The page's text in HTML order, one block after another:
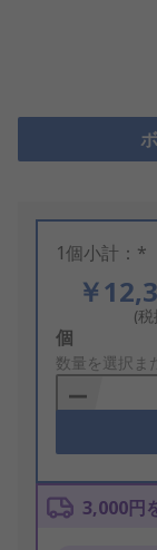
1個小計：*
￥
(
Add
to
Basket
個
数量を選択ま
3,000円